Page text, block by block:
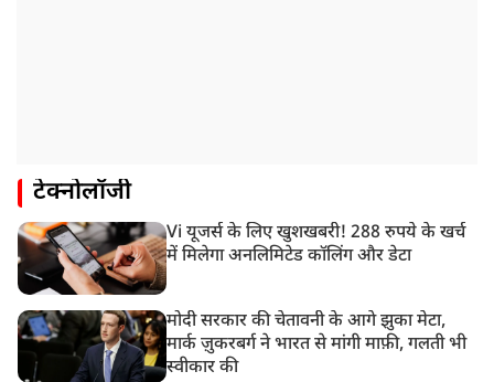
टेक्नोलॉजी
Vi यूजर्स के लिए खुशखबरी! 288 रुपये के खर्च
में मिलेगा अनलिमिटेड कॉलिंग और डेटा
मोदी सरकार की चेतावनी के आगे झुका मेटा,
मार्क ज़ुकरबर्ग ने भारत से मांगी माफ़ी, गलती भी
स्वीकार की